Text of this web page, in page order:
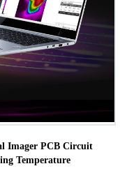
Imager PCB Circuit
Temperature